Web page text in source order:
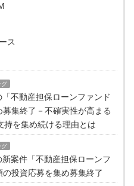
ス
グ
不動産担保ローンファンド
集終了－不確実性が高まる
持を集め続ける理由とは
グ
案件「不動産担保ローンフ
投資応募を集め募集終了